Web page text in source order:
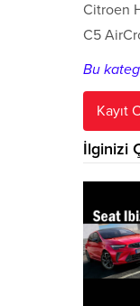
Citroen
C5
Bu
Kayıt
İlginizi